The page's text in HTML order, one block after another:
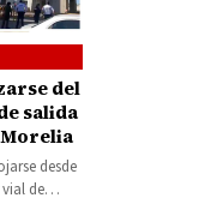
del
salida
Morelia
desde
de